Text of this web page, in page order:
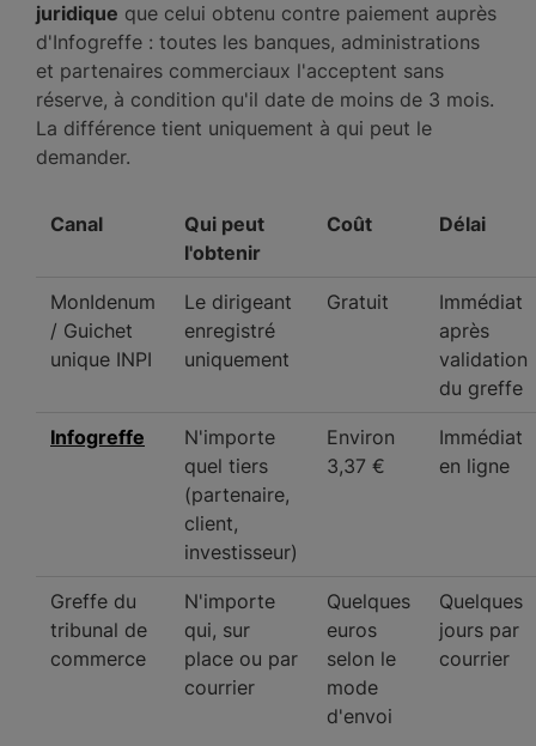
juridique que celui obtenu contre paiement auprès
d'Infogreffe : toutes les banques, administrations
et partenaires commerciaux l'acceptent sans
réserve, à condition qu'il date de moins de 3 mois.
La différence tient uniquement à qui peut le
demander.
Canal
Qui peut
l'obtenir
Coût Délai
MonIdenum
/ Guichet
unique INPI
Le dirigeant
enregistré
uniquement
Gratuit
Immédiat
après
validation
du greffe
Infogreffe
N'importe
quel tiers
(partenaire,
client,
investisseur)
Environ
3,37 €
Immédiat
en ligne
Greffe du
tribunal de
commerce
N'importe
qui, sur
place ou par
courrier
Quelques
euros
selon le
mode
d'envoi
Quelques
jours par
courrier